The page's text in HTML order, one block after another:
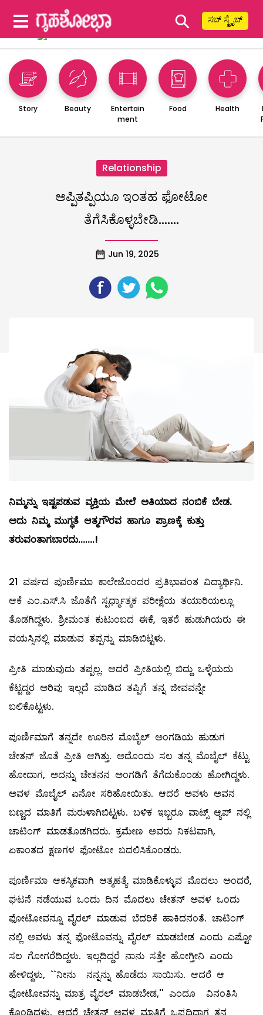
⚲ ಸಬ್ ಸ್ಕ್ರೈಬ್
Story Beauty
Entertain
ment
Food Health
Relationship
ಅಪ್ಪಿತಪ್ಪಿಯೂ ಇಂತಹ ಫೋಟೋ
ತೆಗೆಸಿಕೊಳ್ಳಬೇಡಿ…….
Jun 19, 2025
ನಿಮ್ಮನ್ನು ಇಷ್ಟಪಡುವ ವ್ಯಕ್ತಿಯ ಮೇಲೆ ಅತಿಯಾದ ನಂಬಿಕೆ ಬೇಡ.
ಅದು ನಿಮ್ಮ ಮುಗ್ಧತೆ ಆತ್ಮಗೌರವ ಹಾಗೂ ಪ್ರಾಣಕ್ಕೆ ಕುತ್ತು
ತರುವಂತಾಗಬಾರದು.......!
21 ವರ್ಷದ ಪೂರ್ಣಿಮಾ ಕಾಲೇಜೊಂದರ ಪ್ರತಿಭಾವಂತ ವಿದ್ಯಾರ್ಥಿನಿ.
ಆಕೆ ಎಂ.ಎಸ್‌.ಸಿ ಜೊತೆಗೆ ಸ್ಪರ್ಧ್ಮಾತ್ಮಕ ಪರೀಕ್ಷೆಯ ತಯಾರಿಯಲ್ಲೂ
ತೊಡಗಿದ್ದಳು. ಶ್ರೀಮಂತ ಕುಟುಂಬದ ಈಕೆ, ಇತರೆ ಹುಡುಗಿಯರು ಈ
ವಯಸ್ಸಿನಲ್ಲಿ ಮಾಡುವ ತಪ್ಪನ್ನು ಮಾಡಿಬಿಟ್ಟಳು.
ಪ್ರೀತಿ ಮಾಡುವುದು ತಪ್ಪಲ್ಲ. ಆದರೆ ಪ್ರೀತಿಯಲ್ಲಿ ಬಿದ್ದು ಒಳ್ಳೆಯದು
ಕೆಟ್ಟದ್ದರ ಅರಿವು ಇಲ್ಲದೆ ಮಾಡಿದ ತಪ್ಪಿಗೆ ತನ್ನ ಜೀವವನ್ನೇ
ಬಲಿಕೊಟ್ಟಳು.
ಪೂರ್ಣಿಮಾಗೆ ತನ್ನದೇ ಊರಿನ ಮೊಬೈಲ್ ಅಂಗಡಿಯ ಹುಡುಗ
ಚೇತನ್‌ ಜೊತೆ ಪ್ರೀತಿ ಆಗಿತ್ತು. ಅದೊಂದು ಸಲ ತನ್ನ ಮೊಬೈಲ್ ಕೆಟ್ಟು
ಹೋದಾಗ, ಅದನ್ನು ಚೇತನನ ಅಂಗಡಿಗೆ ತೆಗೆದುಕೊಂಡು ಹೋಗಿದ್ದಳು.
ಅವಳ ಮೊಬೈಲ್ ‌ಏನೋ ಸರಿಹೋಯಿತು. ಆದರೆ ಅವಳು ಅವನ
ಬಣ್ಣದ ಮಾತಿಗೆ ಮರುಳಾಗಿಬಿಟ್ಟಳು. ಬಳಿಕ ಇಬ್ಬರೂ ವಾಟ್ಸ್ ಆ್ಯಪ್‌ ನಲ್ಲಿ
ಚಾಟಿಂಗ್ ಮಾಡತೊಡಗಿದರು. ಕ್ರಮೇಣ ಅವರು ನಿಕಟವಾಗಿ,
ಏಕಾಂತದ ಕ್ಷಣಗಳ ಫೋಟೋ ಬದಲಿಸಿಕೊಂಡರು.
ಪೂರ್ಣಿಮಾ ಆಕಸ್ಮಿಕವಾಗಿ ಆತ್ಮಹತ್ಯೆ ಮಾಡಿಕೊಳ್ಳುವ ಮೊದಲು ಅಂದರೆ,
ಘಟನೆ ನಡೆಯುವ ಒಂದು ದಿನ ಮೊದಲು ಚೇತನ್ ಅವಳ ಒಂದು
ಫೋಟೋವನ್ನೂ ವೈರಲ್ ಮಾಡುವ ಬೆದರಿಕೆ ಹಾಕಿದನಂತೆ. ಚಾಟಿಂಗ್‌
ನಲ್ಲಿ ಅವಳು ತನ್ನ ಫೋಟೊವನ್ನು ವೈರಲ್ ಮಾಡಬೇಡ ಎಂದು ಎಷ್ಟೋ
ಸಲ ಗೋಗರೆದಿದ್ದಳು. ಇಲ್ಲದಿದ್ದರೆ ನಾನು ಸತ್ತೇ ಹೋಗ್ತೀನಿ ಎಂದು
ಹೇಳಿದ್ದಳು, ``ನೀನು ನನ್ನನ್ನು ಹೊಡೆದು ಸಾಯಿಸು. ಆದರೆ ಆ
ಫೋಟೋವನ್ನು ಮಾತ್ರ ವೈರಲ್ ಮಾಡಬೇಡ,'' ಎಂದೂ ವಿನಂತಿಸಿ